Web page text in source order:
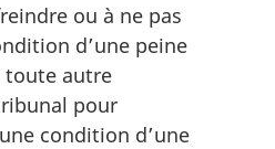
ou à ne pas
d’une peine
toute autre
pour
condition d’une